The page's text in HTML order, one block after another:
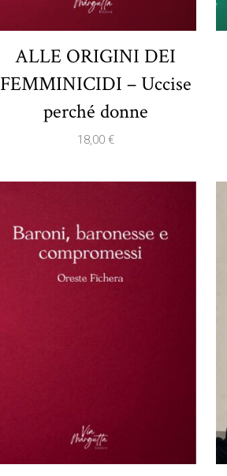
ALLE ORIGINI DEI
FEMMINICIDI – Uccise
perché donne
18,00 €